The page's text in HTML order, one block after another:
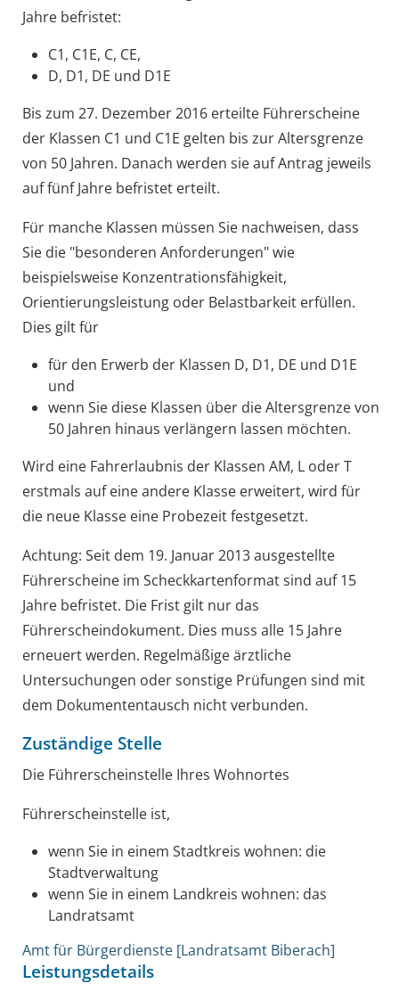
Jahre befristet:
C1, C1E, C, CE,
D, D1, DE und D1E
Bis zum 27. Dezember 2016 erteilte Führerscheine
der Klassen C1 und C1E gelten bis zur Altersgrenze
von 50 Jahren. Danach werden sie auf Antrag jeweils
auf fünf Jahre befristet erteilt.
Für manche Klassen müssen Sie nachweisen, dass
Sie die "besonderen Anforderungen" wie
beispielsweise Konzentrationsfähigkeit,
Orientierungsleistung oder Belastbarkeit erfüllen.
Dies gilt für
für den Erwerb der Klassen D, D1, DE und D1E
und
wenn Sie diese Klassen über die Altersgrenze von
50 Jahren hinaus verlängern lassen möchten.
Wird eine Fahrerlaubnis der Klassen AM, L oder T
erstmals auf eine andere Klasse erweitert, wird für
die neue Klasse eine Probezeit festgesetzt.
Achtung: Seit dem 19. Januar 2013 ausgestellte
Führerscheine im Scheckkartenformat sind auf 15
Jahre befristet. Die Frist gilt nur das
Führerscheindokument. Dies muss alle 15 Jahre
erneuert werden. Regelmäßige ärztliche
Untersuchungen oder sonstige Prüfungen sind mit
dem Dokumententausch nicht verbunden.
Zuständige Stelle
Die Führerscheinstelle Ihres Wohnortes
Führerscheinstelle ist,
wenn Sie in einem Stadtkreis wohnen: die
Stadtverwaltung
wenn Sie in einem Landkreis wohnen: das
Landratsamt
Amt für Bürgerdienste [Landratsamt Biberach]
Leistungsdetails